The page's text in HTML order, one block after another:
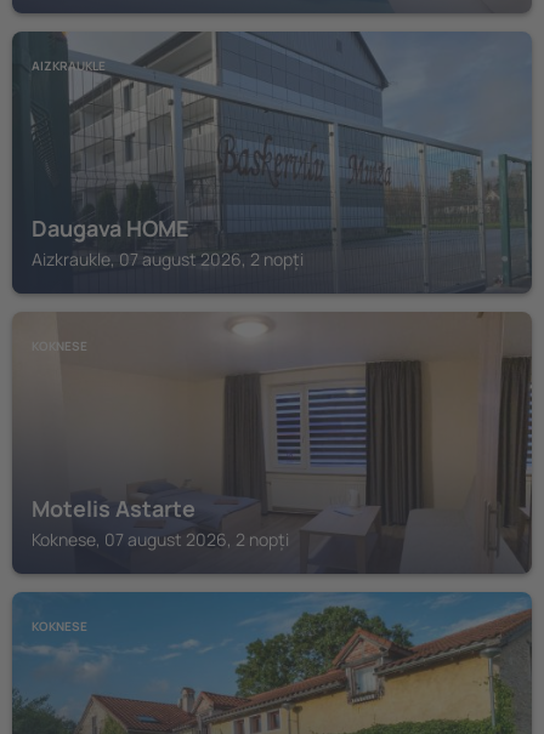
AIZKRAUKLE
Daugava HOME
Aizkraukle, 07 august 2026, 2 nopți
KOKNESE
Motelis Astarte
Koknese, 07 august 2026, 2 nopți
KOKNESE